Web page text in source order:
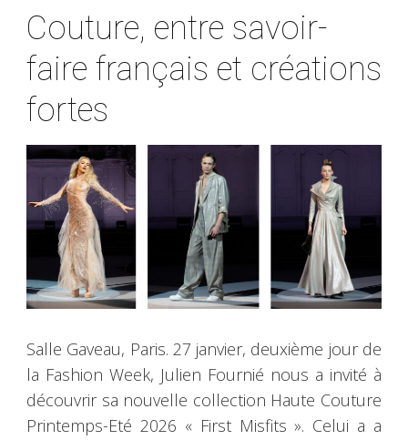
Couture, entre savoir-
faire français et créations
fortes
Salle Gaveau, Paris. 27 janvier, deuxième jour de
la Fashion Week, Julien Fournié nous a invité à
découvrir sa nouvelle collection Haute Couture
Printemps-Eté 2026 « First Misfits ». Celui a a